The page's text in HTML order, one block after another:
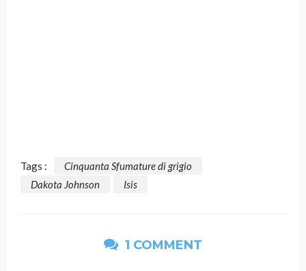
Tags :
Cinquanta Sfumature di grigio
Dakota Johnson
Isis
1 COMMENT